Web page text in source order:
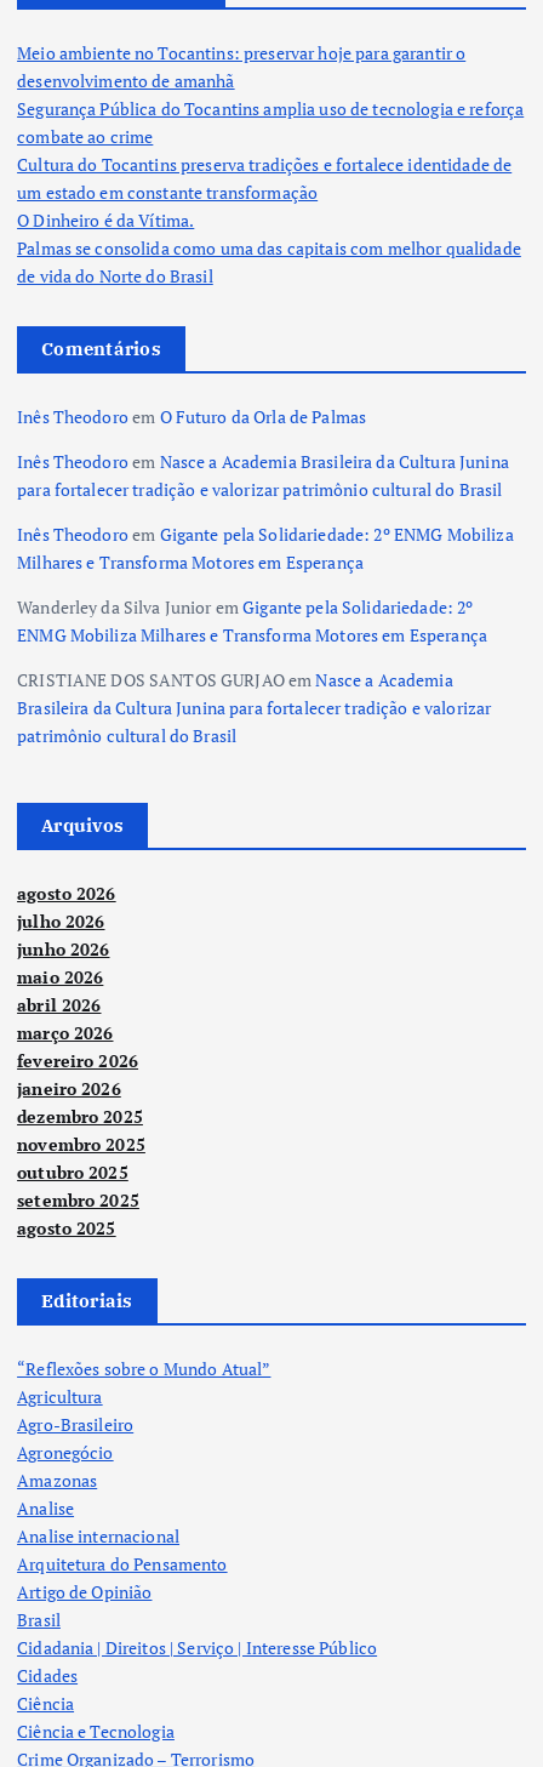
Meio ambiente no Tocantins: preservar hoje para garantir o
desenvolvimento de amanhã
Segurança Pública do Tocantins amplia uso de tecnologia e reforça
combate ao crime
Cultura do Tocantins preserva tradições e fortalece identidade de
um estado em constante transformação
O Dinheiro é da Vítima.
Palmas se consolida como uma das capitais com melhor qualidade
de vida do Norte do Brasil
Comentários
Inês Theodoroem O Futuro da Orla de Palmas
Inês Theodoroem Nasce a Academia Brasileira da Cultura Junina
para fortalecer tradição e valorizar patrimônio cultural do Brasil
Inês Theodoroem Gigante pela Solidariedade: 2º ENMG Mobiliza
Milhares e Transforma Motores em Esperança
Wanderley da Silva JunioremGigante pela Solidariedade: 2º
ENMG Mobiliza Milhares e Transforma Motores em Esperança
CRISTIANE DOS SANTOS GURJAOemNasce a Academia
Brasileira da Cultura Junina para fortalecer tradição e valorizar
patrimônio cultural do Brasil
Arquivos
agosto 2026
julho 2026
junho 2026
maio 2026
abril 2026
março 2026
fevereiro 2026
janeiro 2026
dezembro 2025
novembro 2025
outubro 2025
setembro 2025
agosto 2025
Editoriais
“Reflexões sobre o Mundo Atual”
Agricultura
Agro-Brasileiro
Agronegócio
Amazonas
Analise
Analise internacional
Arquitetura do Pensamento
Artigo de Opinião
Brasil
Cidadania | Direitos | Serviço | Interesse Público
Cidades
Ciência
Ciência e Tecnologia
Crime Organizado – Terrorismo